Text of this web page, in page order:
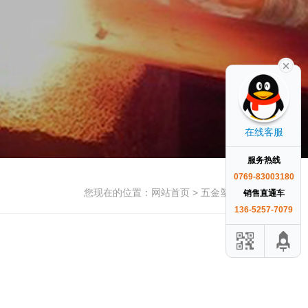
您现在的位置： 网站首页 > 五金塑胶行业
在线客服
服务热线
0769-83003180
销售直通车
136-5257-7079